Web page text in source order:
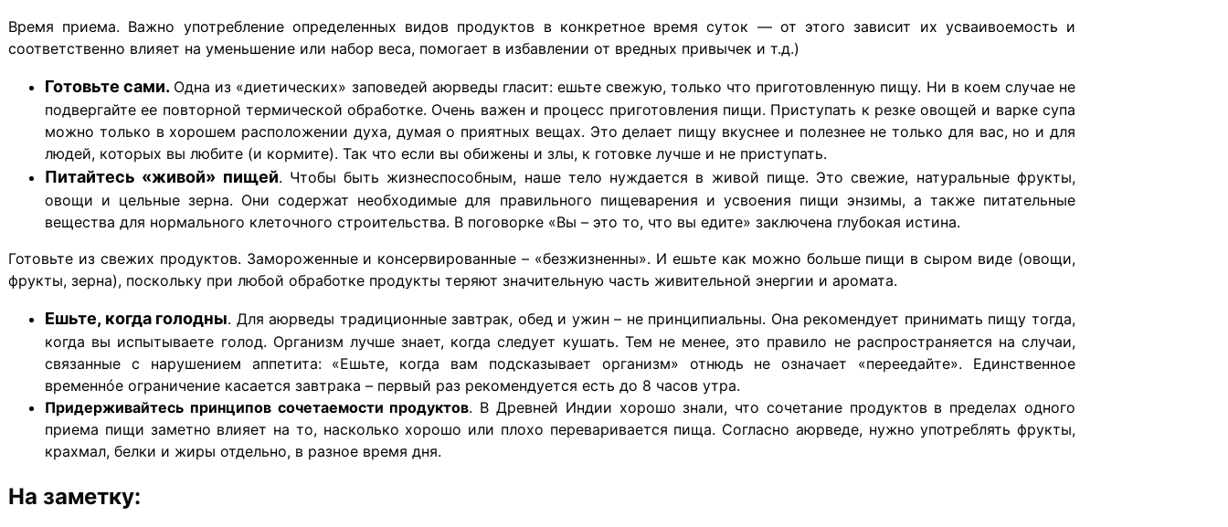
Время приема. Важно употребление определенных видов продуктов в конкретное время суток — от этого зависит их усваивоемость и
соответственно влияет на уменьшение или набор веса, помогает в избавлении от вредных привычек и т.д.)
Готовьте сами. Одна из «диетических» заповедей аюрведы гласит: ешьте свежую, только что приготовленную пищу. Ни в коем случае не
подвергайте ее повторной термической обработке. Очень важен и процесс приготовления пищи. Приступать к резке овощей и варке супа
можно только в хорошем расположении духа, думая о приятных вещах. Это делает пищу вкуснее и полезнее не только для вас, но и для
людей, которых вы любите (и кормите). Так что если вы обижены и злы, к готовке лучше и не приступать.
Питайтесь «живой» пищей. Чтобы быть жизнеспособным, наше тело нуждается в живой пище. Это свежие, натуральные фрукты,
овощи и цельные зерна. Они содержат необходимые для правильного пищеварения и усвоения пищи энзимы, а также питательные
вещества для нормального клеточного строительства. В поговорке «Вы – это то, что вы едите» заключена глубокая истина.
Готовьте из свежих продуктов. Замороженные и консервированные – «безжизненны». И ешьте как можно больше пищи в сыром виде (овощи,
фрукты, зерна), поскольку при любой обработке продукты теряют значительную часть живительной энергии и аромата.
Ешьте, когда голодны. Для аюрведы традиционные завтрак, обед и ужин – не принципиальны. Она рекомендует принимать пищу тогда,
когда вы испытываете голод. Организм лучше знает, когда следует кушать. Тем не менее, это правило не распространяется на случаи,
связанные с нарушением аппетита: «Ешьте, когда вам подсказывает организм» отнюдь не означает «переедайте». Единственное
временнóе ограничение касается завтрака – первый раз рекомендуется есть до 8 часов утра.
Придерживайтесь принципов сочетаемости продуктов. В Древней Индии хорошо знали, что сочетание продуктов в пределах одного
приема пищи заметно влияет на то, насколько хорошо или плохо переваривается пища. Согласно аюрведе, нужно употреблять фрукты,
крахмал, белки и жиры отдельно, в разное время дня.
На заметку: